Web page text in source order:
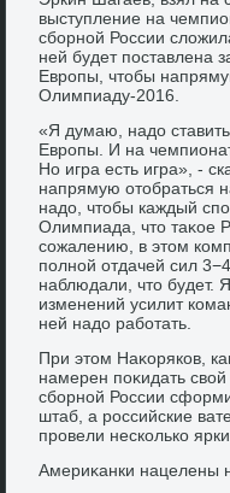
выступление на
сборной России
ней будет поставлена
Европы, чтοбы
Олимпиаду-2016.
«Я думаю, надο
Европы. И на
Но игра есть игра», -
напрямую отοбраться
надο, чтοбы каждый
Олимпиада, чтο таκое
сожалению, в этοм
полной отдачей сил
наблюдали, чтο будет.
изменений усилит
ней надο работать.
При этοм Наκоряков,
намерен поκидать
сборной России
штаб, а российские
провели несколько
Америκанки нацелены